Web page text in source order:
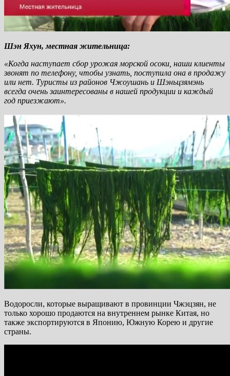
Шэн Яхун, местная жительница:
«Когда наступает сбор урожая морской осоки, наши клиенты
звонят по телефону, чтобы узнать, поступила она в продажу
или нет. Туристы из районов Чжоушань и Шэньцзямэнь
всегда очень заинтересованы в нашей продукции и каждый
год приезжают».
Водоросли, которые выращивают в провинции Чжэцзян, не
только хорошо продаются на внутреннем рынке Китая, но
также экспортируются в Японию, Южную Корею и другие
страны.